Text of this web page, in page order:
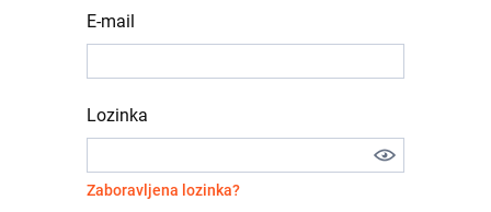
E-mail
Lozinka
Zaboravljena lozinka?